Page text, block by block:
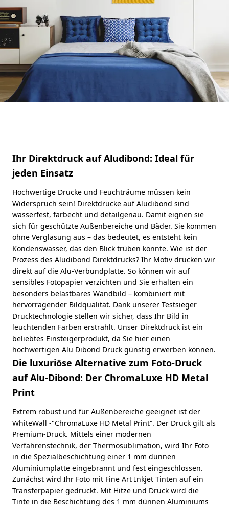
Ihr Direktdruck auf Aludibond: Ideal für
jeden Einsatz
Hochwertige Drucke und Feuchträume müssen kein
Widerspruch sein! Direktdrucke auf Aludibond sind
wasserfest, farbecht und detailgenau. Damit eignen sie
sich für geschützte Außenbereiche und Bäder. Sie kommen
ohne Verglasung aus – das bedeutet, es entsteht kein
Kondenswasser, das den Blick trüben könnte. Wie ist der
Prozess des Aludibond Direktdrucks? Ihr Motiv drucken wir
direkt auf die Alu-Verbundplatte. So können wir auf
sensibles Fotopapier verzichten und Sie erhalten ein
besonders belastbares Wandbild – kombiniert mit
hervorragender Bildqualität. Dank unserer Testsieger
Drucktechnologie stellen wir sicher, dass Ihr Bild in
leuchtenden Farben erstrahlt. Unser Direktdruck ist ein
beliebtes Einsteigerprodukt, da Sie hier einen
hochwertigen Alu Dibond Druck günstig erwerben können.
Die luxuriöse Alternative zum Foto-Druck
auf Alu-Dibond: Der ChromaLuxe HD Metal
Print
Extrem robust und für Außenbereiche geeignet ist der
WhiteWall -"ChromaLuxe HD Metal Print“. Der Druck gilt als
Premium-Druck. Mittels einer modernen
Verfahrenstechnik, der Thermosublimation, wird Ihr Foto
in die Spezialbeschichtung einer 1 mm dünnen
Aluminiumplatte eingebrannt und fest eingeschlossen.
Zunächst wird Ihr Foto mit Fine Art Inkjet Tinten auf ein
Transferpapier gedruckt. Mit Hitze und Druck wird die
Tinte in die Beschichtung des 1 mm dünnen Aluminiums